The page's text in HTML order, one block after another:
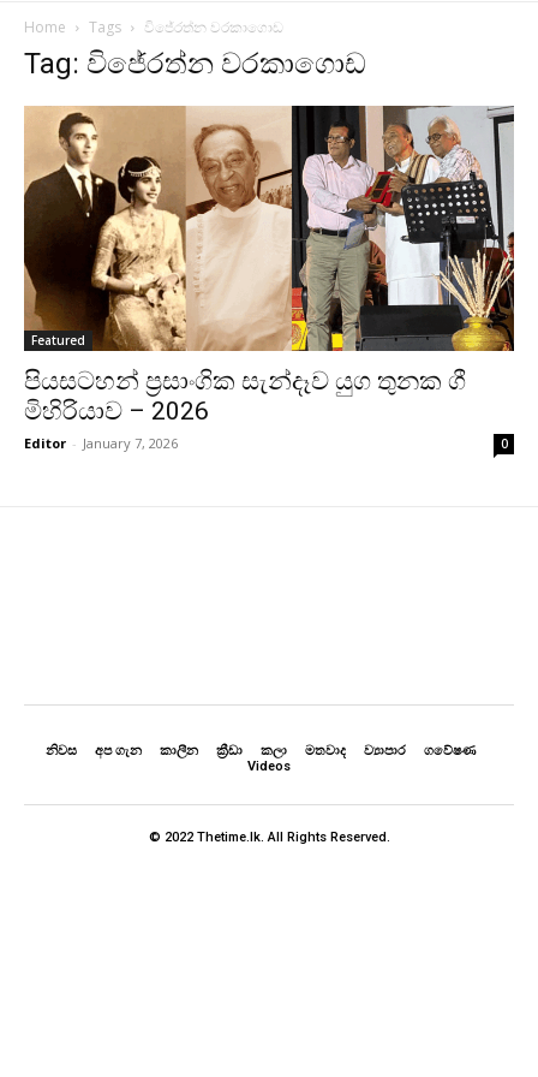
Home Tags විජේරත්න වරකාගොඩ
Tag: විජේරත්න වරකාගොඩ
Featured
පියසටහන් ප්‍රසාංගික සැන්දෑව යුග තුනක ගී
මිහිරියාව – 2026
Editor - January 7, 2026 0
නිවස අප ගැන කාලීන ක්‍රීඩා කලා මතවාද ව්‍යාපාර
ගවේෂණ
Videos
© 2022 Thetime.lk. All Rights Reserved.